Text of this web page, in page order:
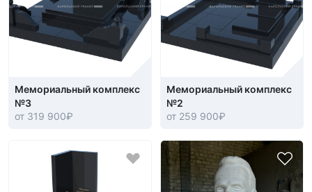
Мемориальный комплекс
№3
от 319 900₽
Мемориальный комплекс
№2
от 259 900₽